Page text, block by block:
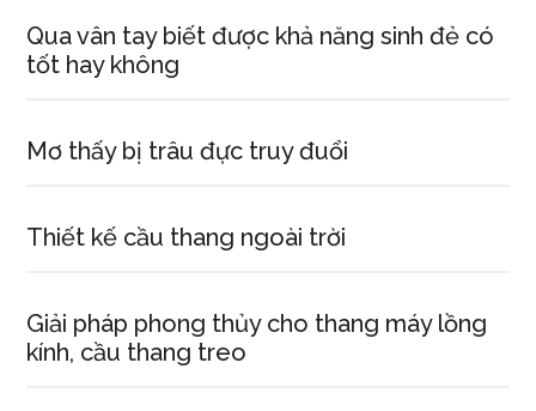
Qua vân tay biết được khả năng sinh đẻ có
tốt hay không
Mơ thấy bị trâu đực truy đuổi
Thiết kế cầu thang ngoài trời
Giải pháp phong thủy cho thang máy lồng
kính, cầu thang treo